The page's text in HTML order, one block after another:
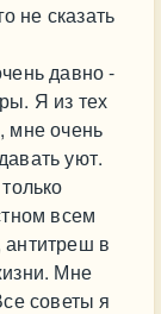
не сказать
давно -
Я из тех
мне очень
уют.
всем
в
Мне
советы я